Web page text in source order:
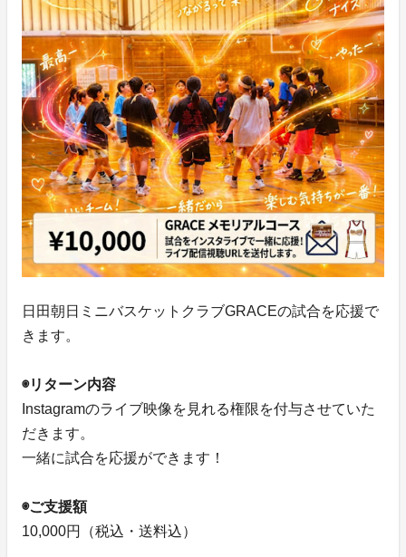
日田朝日ミニバスケットクラブGRACEの試合を応援で
きます。
◉リターン内容
Instagramのライブ映像を見れる権限を付与させていた
だきます。
一緒に試合を応援ができます！
◉ご支援額
10,000円（税込・送料込）